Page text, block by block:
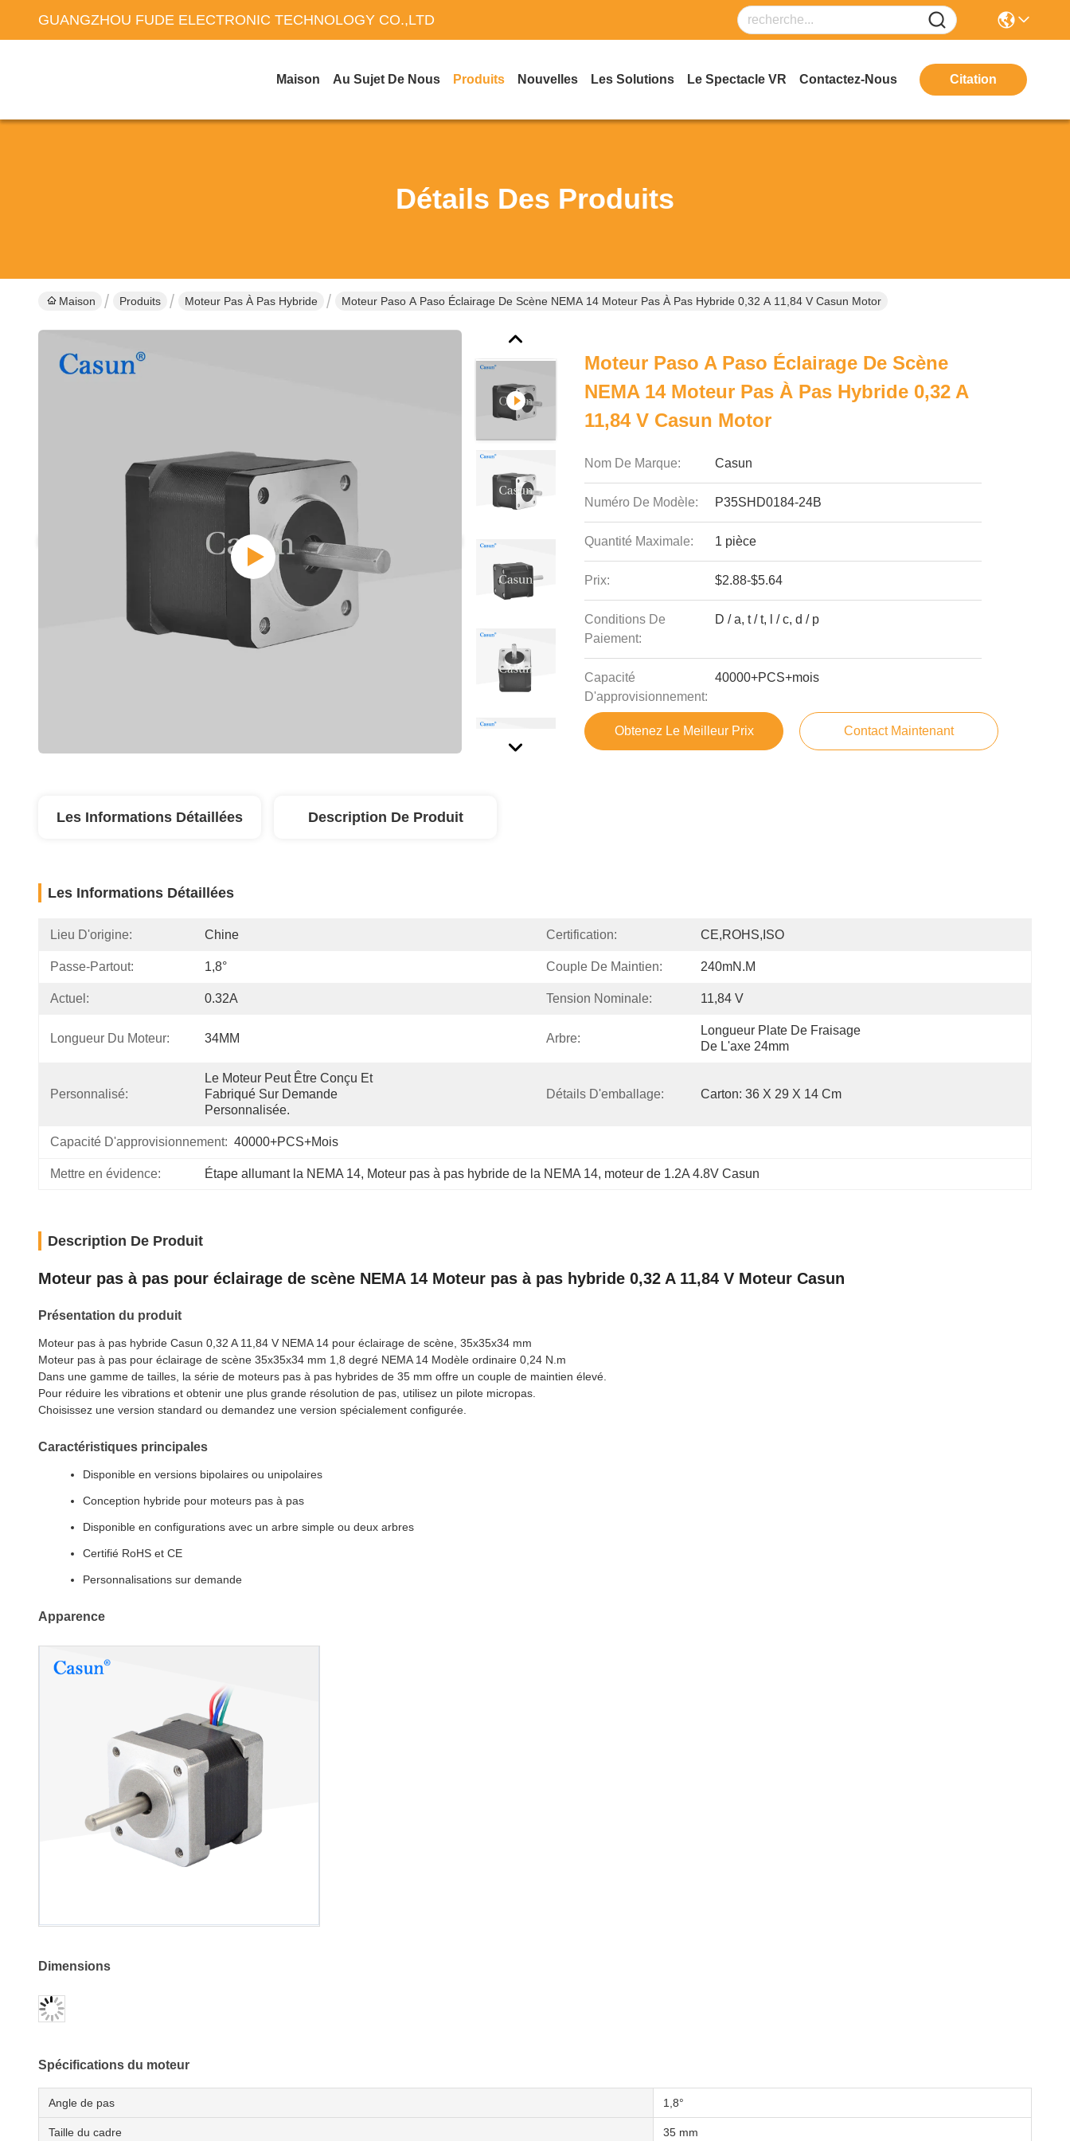
GUANGZHOU FUDE ELECTRONIC TECHNOLOGY CO.,LTD
Maison Au Sujet De Nous Produits Nouvelles Les Solutions Le Spectacle VR Contactez-Nous Citation
Détails Des Produits
Maison Produits Moteur Pas À Pas Hybride Moteur Paso A Paso Éclairage De Scène NEMA 14 Moteur Pas À Pas Hybride 0,32 A 11,84 V Casun Motor
Moteur Paso A Paso Éclairage De Scène
NEMA 14 Moteur Pas À Pas Hybride 0,32 A
11,84 V Casun Motor
Nom De Marque: Casun
Numéro De Modèle: P35SHD0184-24B
Quantité Maximale: 1 pièce
Prix: $2.88-$5.64
Conditions De
Paiement:
D / a, t / t, l / c, d / p
Capacité
D'approvisionnement:
40000+PCS+mois
Obtenez Le Meilleur Prix Contact Maintenant
Les Informations Détaillées Description De Produit
Les Informations Détaillées
Lieu D'origine: Chine Certification: CE,ROHS,ISO
Passe-Partout: 1,8° Couple De Maintien: 240mN.m
Actuel: 0.32A Tension Nominale: 11,84 V
Longueur Du Moteur: 34MM Arbre:
Longueur Plate De Fraisage
De L'axe 24mm
Personnalisé:
Le Moteur Peut Être Conçu Et
Fabriqué Sur Demande
Personnalisée.
Détails D'emballage: Carton: 36 X 29 X 14 Cm
Capacité D'approvisionnement: 40000+PCS+mois
Mettre en évidence: Étape allumant la NEMA 14, Moteur pas à pas hybride de la NEMA 14, moteur de 1.2A 4.8V Casun
Description De Produit
Moteur pas à pas pour éclairage de scène NEMA 14 Moteur pas à pas hybride 0,32 A 11,84 V Moteur Casun
Présentation du produit
Moteur pas à pas hybride Casun 0,32 A 11,84 V NEMA 14 pour éclairage de scène, 35x35x34 mm
Moteur pas à pas pour éclairage de scène 35x35x34 mm 1,8 degré NEMA 14 Modèle ordinaire 0,24 N.m
Dans une gamme de tailles, la série de moteurs pas à pas hybrides de 35 mm offre un couple de maintien élevé.
Pour réduire les vibrations et obtenir une plus grande résolution de pas, utilisez un pilote micropas.
Choisissez une version standard ou demandez une version spécialement configurée.
Caractéristiques principales
Disponible en versions bipolaires ou unipolaires
Conception hybride pour moteurs pas à pas
Disponible en configurations avec un arbre simple ou deux arbres
Certifié RoHS et CE
Personnalisations sur demande
Apparence
Dimensions
Spécifications du moteur
Angle de pas 1,8°
Taille du cadre 35 mm